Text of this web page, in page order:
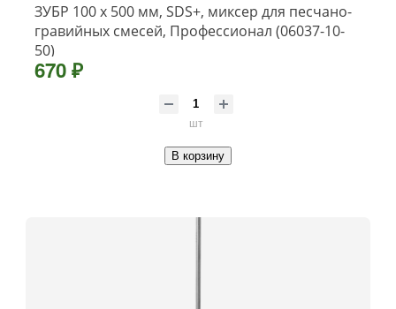
ЗУБР 100 x 500 мм, SDS+, миксер для песчано-
гравийных смесей, Профессионал (06037-10-
50)
670 ₽
шт
В корзину